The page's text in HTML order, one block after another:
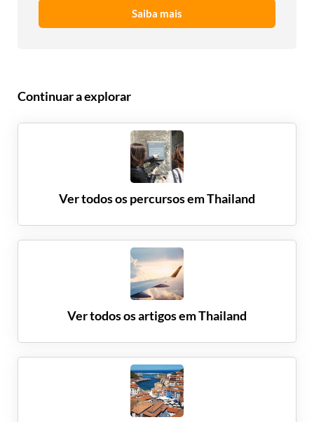
Saiba mais
Continuar a explorar
Ver todos os percursos emThailand
Ver todos os artigos emThailand